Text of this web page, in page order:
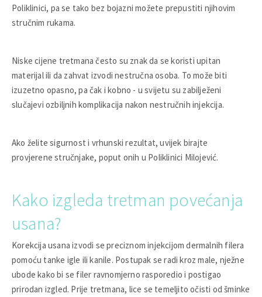
Poliklinici, pa se tako bez bojazni možete prepustiti njihovim
stručnim rukama.
Niske cijene tretmana često su znak da se koristi upitan
materijal ili da zahvat izvodi nestručna osoba. To može biti
izuzetno opasno, pa čak i kobno - u svijetu su zabilježeni
slučajevi ozbiljnih komplikacija nakon nestručnih injekcija.
Ako želite sigurnost i vrhunski rezultat, uvijek birajte
provjerene stručnjake, poput onih u Poliklinici Milojević.
Kako izgleda tretman povećanja
usana?
Korekcija usana izvodi se preciznom injekcijom dermalnih filera
pomoću tanke igle ili kanile. Postupak se radi kroz male, nježne
ubode kako bi se filer ravnomjerno rasporedio i postigao
prirodan izgled. Prije tretmana, lice se temeljito očisti od šminke